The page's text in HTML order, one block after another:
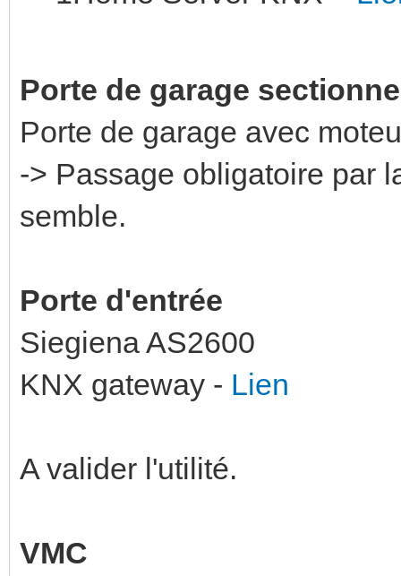
Porte de garage
Porte de garage avec
-> Passage obligatoire par
semble.
Porte d'entrée
Siegiena AS2600
KNX gateway - Lien
A valider l'utilité.
VMC